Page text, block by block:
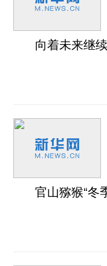
向着未来继
官山猕猴“冬